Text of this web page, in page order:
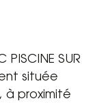
PISCINE SUR
située
à proximité